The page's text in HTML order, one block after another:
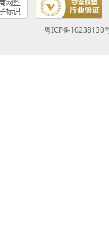
粤ICP备10238130